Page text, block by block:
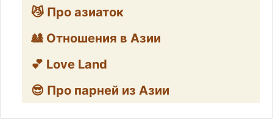
😼 Про азиаток
🎎 Отношения в Азии
💕 Love Land
😎 Про парней из Азии